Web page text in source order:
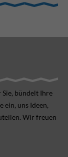
bündelt Ihre
ein, uns Ideen,
Wir freuen